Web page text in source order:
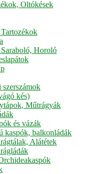
Oltókések
Horoló
kés)
Műtrágyák
és vázák
kaspók, balkonládák
Alátétek